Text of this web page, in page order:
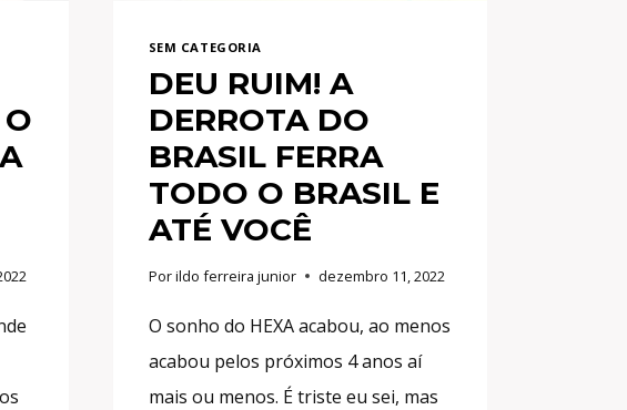
SEM CATEGORIA
DEU RUIM! A
DERROTA DO
BRASIL FERRA
TODO O BRASIL E
ATÉ VOCÊ
Porildo ferreira junior dezembro 11, 2022
O sonho do HEXA acabou, ao menos
acabou pelos próximos 4 anos aí
mais ou menos. É triste eu sei, mas